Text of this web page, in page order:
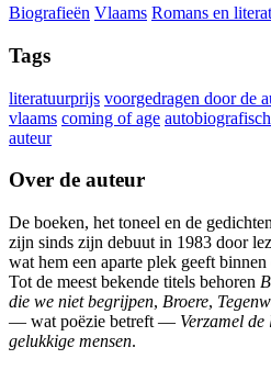
Biografieën Vlaams Romans en
Tags
literatuurprijs voorgedragen door de
vlaams coming of age autobiografisch
auteur
Over de auteur
De boeken, het toneel en de
zijn sinds zijn debuut in 1983 door
wat hem een aparte plek geeft
Tot de meest bekende titels behoren
die we niet begrijpen, Broere,
— wat poëzie betreft — Verzamel de
gelukkige mensen.